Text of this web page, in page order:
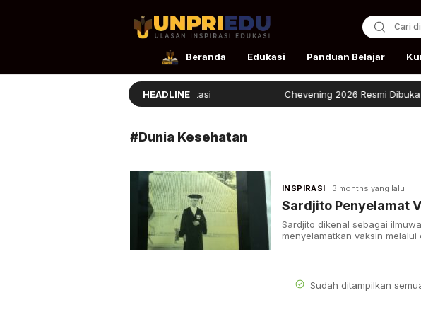
UnpriEdu
Ulasan Inspirasi Edukasi
Beranda Edukasi Panduan Belajar
HEADLINE
Ellita Lulus dengan Prestasi Chevening 2026 Resmi Dibuka
#Dunia Kesehatan
INSPIRASI 3 months yang lalu
Sardjito Penyelamat
Sardjito dikenal sebagai
menyelamatkan vaksin melalui
Sudah ditampilkan